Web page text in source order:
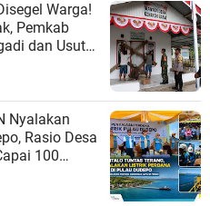
Warga!
Pemkab
dan Usut
Nyalakan
Rasio Desa
100